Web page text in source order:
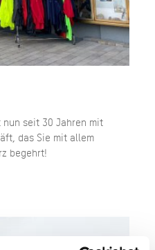
nun seit 30 Jahren mit
das Sie mit allem
begehrt!